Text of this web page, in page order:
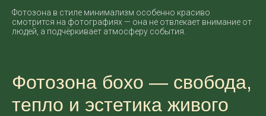
Фотозона в стиле минимализм особенно красиво
смотрится на фотографиях — она не отвлекает внимание от
людей, а подчёркивает атмосферу события.
Фотозона бохо — свобода,
тепло и эстетика живого